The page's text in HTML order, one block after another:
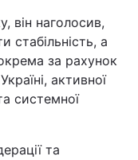
він наголосив,
а
за рахунок
активної
системної
та